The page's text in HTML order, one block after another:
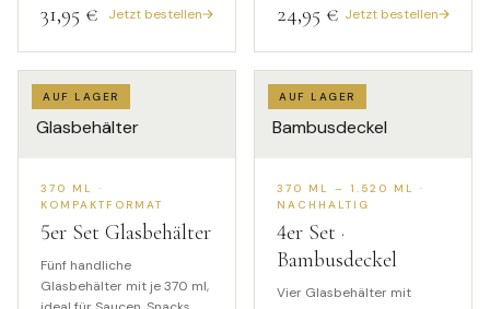
31,95 € Jetzt bestellen 24,95 € Jetzt bestellen
AUF LAGER
370 ML ·
KOMPAKTFORMAT
5er Set Glasbehälter
Fünf handliche
Glasbehälter mit je 370 ml,
AUF LAGER
370 ML – 1.520 ML ·
NACHHALTIG
4er Set ·
Bambusdeckel
Vier Glasbehälter mit